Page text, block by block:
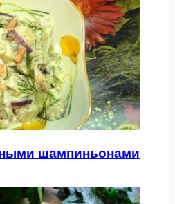
шампиньонами